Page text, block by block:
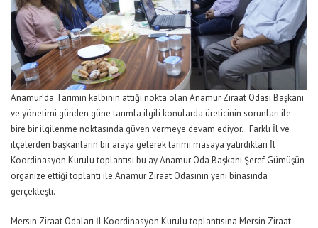
Anamur’da Tarımın kalbinin attığı nokta olan Anamur Ziraat Odası Başkanı
ve yönetimi günden güne tarımla ilgili konularda üreticinin sorunları ile
bire bir ilgilenme noktasında güven vermeye devam ediyor. Farklı İl ve
ilçelerden başkanların bir araya gelerek tarımı masaya yatırdıkları İl
Koordinasyon Kurulu toplantısı bu ay Anamur Oda Başkanı Şeref Gümüşün
organize ettiği toplantı ile Anamur Ziraat Odasının yeni binasında
gerçekleşti.
Mersin Ziraat Odaları İl Koordinasyon Kurulu toplantısına Mersin Ziraat